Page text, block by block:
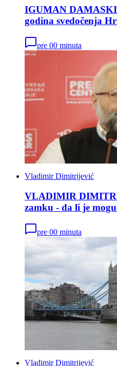
IGUMAN
godina svedočenja
pre 00 minuta
Vladimir Dimitrijević
VLADIMIR
zamku - da li je
pre 00 minuta
Vladimir Dimitrijević